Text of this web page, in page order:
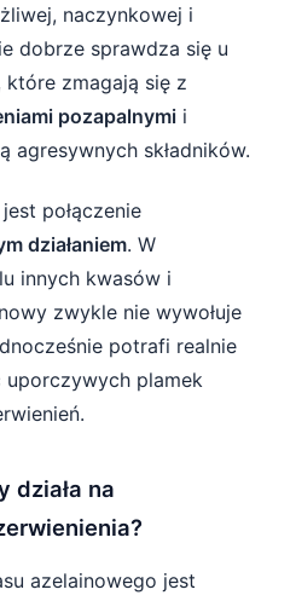
naczynkowej i
dobrze sprawdza się u
zmagają się z
pozapalnymi i
agresywnych składników.
połączenie
działaniem. W
innych kwasów i
zwykle nie wywołuje
potrafi realnie
plamek
działa na
azelainowego jest